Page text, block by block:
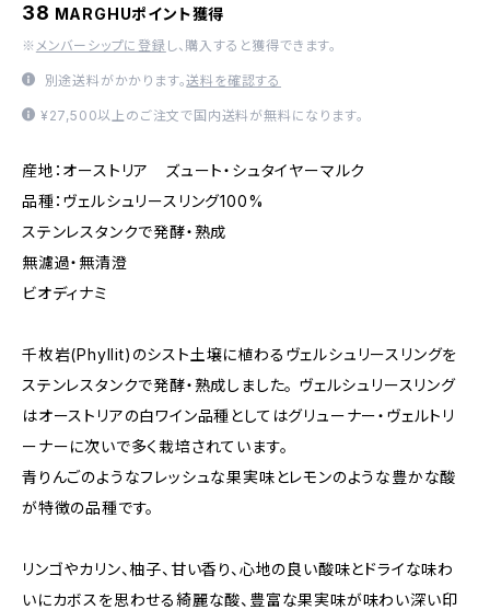
38 MARGHUポイント獲得
※ メンバーシップに登録 し、購入すると獲得できます。
別途送料がかかります。送料を確認する
¥27,500以上のご注文で国内送料が無料になります。
産地：オーストリア ズュート・シュタイヤーマルク
品種：ヴェルシュリースリング100%
ステンレスタンクで発酵・熟成
無濾過・無清澄
ビオディナミ
千枚岩(Phyllit)のシスト土壌に植わるヴェルシュリースリングを
ステンレスタンクで発酵・熟成しました。 ヴェルシュリースリング
はオーストリアの白ワイン品種としてはグリューナー・ヴェルトリ
ーナーに次いで多く栽培されています。
青りんごのようなフレッシュな果実味とレモンのような豊かな酸
が特徴の品種です。
リンゴやカリン、柚子、甘い香り、心地の良い酸味とドライな味わ
いにカボスを思わせる綺麗な酸、豊富な果実味が味わい深い印